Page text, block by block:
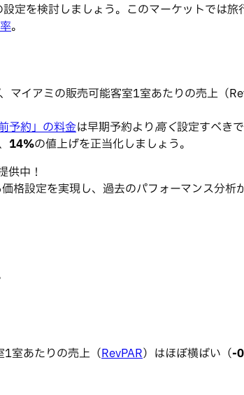
設定を検討しましょう。このマーケットでは
。
マイアミの販売可能客室1室あたりの売上（
前予約」の料金は早期予約より高く設定すべき
14%の値上げを正当化しましょう。
供中！
設定を実現し、過去のパフォーマンス分析
1室あたりの売上（RevPAR）はほぼ横ばい（-